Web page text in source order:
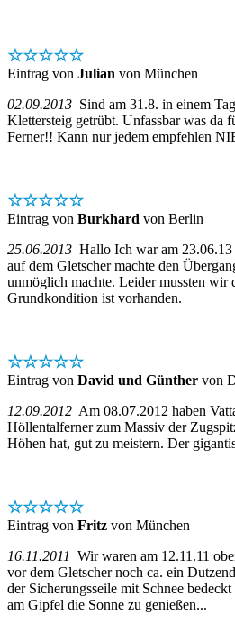
☆☆☆☆☆
Eintrag von Julian von München
02.09.2013 Sind am 31.8. in einem
Klettersteig getrübt. Unfassbar was da
Ferner!! Kann nur jedem empfehlen
☆☆☆☆☆
Eintrag von Burkhard von Berlin
25.06.2013 Hallo Ich war am
auf dem Gletscher machte den
unmöglich machte. Leider mussten wir
Grundkondition ist vorhanden.
☆☆☆☆☆
Eintrag von David und Günther von
12.09.2012 Am 08.07.2012 haben
Höllentalferner zum Massiv der
Höhen hat, gut zu meistern. Der
☆☆☆☆☆
Eintrag von Fritz von München
16.11.2011 Wir waren am 12.11.11
vor dem Gletscher noch ca. ein
der Sicherungsseile mit Schnee
am Gipfel die Sonne zu genießen...